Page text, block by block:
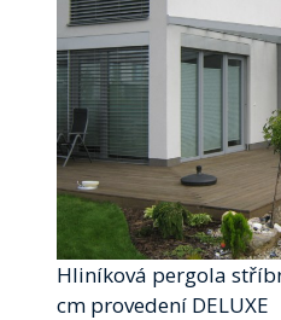
Hliníková pergola
cm provedení DELUXE